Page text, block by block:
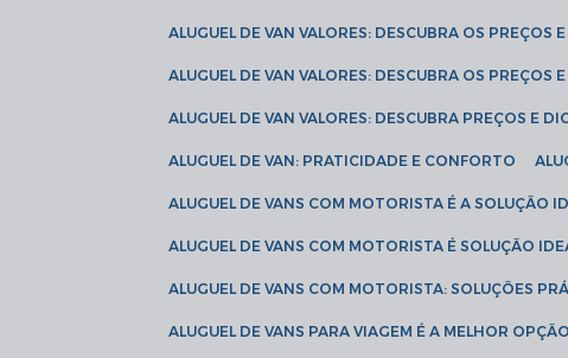
ALUGUEL DE VAN VALORES: DESCUBRA OS
ALUGUEL DE VAN VALORES: DESCUBRA OS
ALUGUEL DE VAN VALORES: DESCUBRA PREÇOS E
ALUGUEL DE VAN: PRATICIDADE E CONFORTO
ALUGUEL DE VANS COM MOTORISTA É A SOLUÇÃO
ALUGUEL DE VANS COM MOTORISTA É SOLUÇÃO
ALUGUEL DE VANS COM MOTORISTA: SOLUÇÕES
ALUGUEL DE VANS PARA VIAGEM É A MELHOR